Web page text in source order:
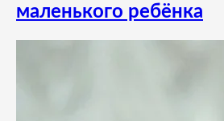
маленького ребёнка